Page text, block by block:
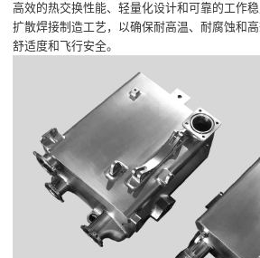
高效的热交换性能、轻量化设计和可靠的工作
扩散焊接制造工艺，以确保耐高温、耐腐蚀和
舒适度和飞行安全。